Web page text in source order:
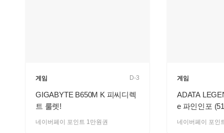
게임 D-3
GIGABYTE B650M K 피씨디렉
트 룰렛!
네이버페이 포인트 1만원권
게임
ADATA
e 파인인포
네이버페이 포인